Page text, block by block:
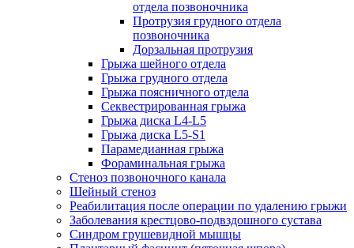
отдела позвоночника
Протрузия грудного отдела
позвоночника
Дорзальная протрузия
Грыжа шейного отдела
Грыжа грудного отдела
Грыжа поясничного отдела
Секвестрированная грыжа
Грыжа диска L4-L5
Грыжа диска L5-S1
Парамедианная грыжа
Фораминальная грыжа
Стеноз позвоночного канала
Шейный стеноз
Реабилитация после операции по удалению грыжи
Заболевания крест­цово-подвздошного сустава
Синдром грушевидной мышцы